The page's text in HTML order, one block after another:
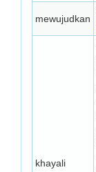
mewujudkan
khayali